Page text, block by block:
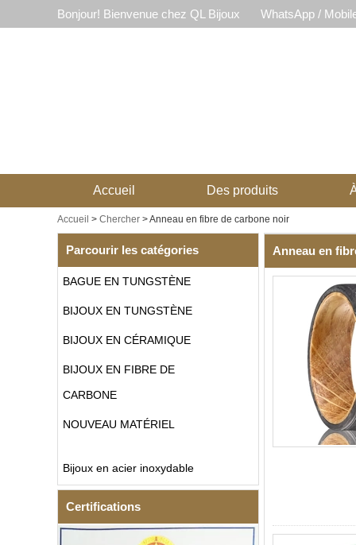
Bonjour! Bienvenue chez QL Bijoux WhatsApp /
Accueil Des produits
Accueil > Chercher > Anneau en fibre de carbone noir
Parcourir les catégories
BAGUE EN TUNGSTÈNE
BIJOUX EN TUNGSTÈNE
BIJOUX EN CÉRAMIQUE
BIJOUX EN FIBRE DE
CARBONE
NOUVEAU MATÉRIEL
Bijoux en acier inoxydable
Certifications
Anneau en